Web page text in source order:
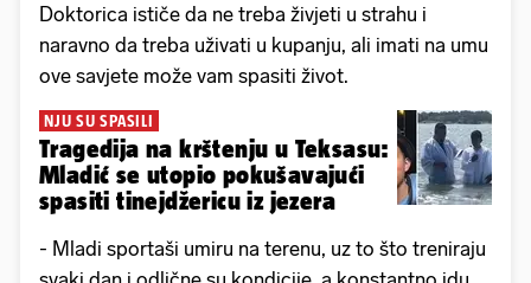
Doktorica ističe da ne treba živjeti u strahu i
naravno da treba uživati u kupanju, ali imati na umu
ove savjete može vam spasiti život.
NJU SU SPASILI
Tragedija na krštenju u Teksasu:
Mladić se utopio pokušavajući
spasiti tinejdžericu iz jezera
- Mladi sportaši umiru na terenu, uz to što treniraju